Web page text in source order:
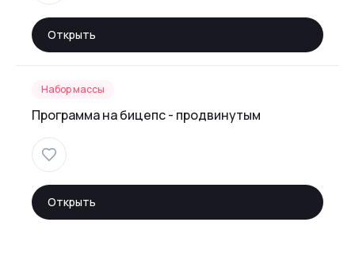
Открыть
Набор массы
Программа на бицепс - продвинутым
Открыть